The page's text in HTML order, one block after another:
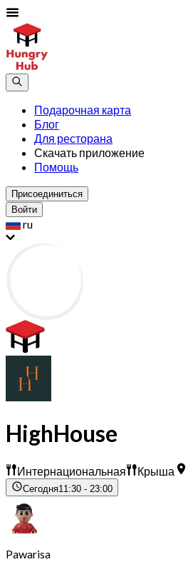
Подарочная карта
Блог
Для ресторана
Скачать приложение
Помощь
Присоединиться
Войти
ru
HighHouse
Интернациональная Крыша
Сегодня11:30 - 23:00
Pawarisa